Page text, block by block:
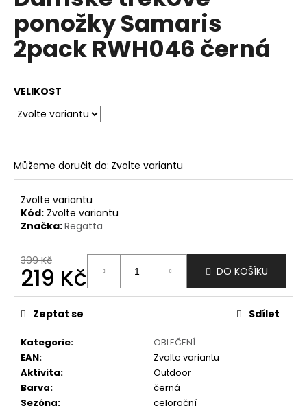
5
hvězdiček.
ponožky Samaris
2pack RWH046 černá
VELIKOST
Můžeme doručit do: Zvolte variantu
Zvolte variantu
Kód: Zvolte variantu
Značka:Regatta
399 Kč
219 Kč
Měrná
cena:
DO KOŠÍKU
Kategorie:
OBLEČENÍ
EAN:
Zvolte variantu
Aktivita:
Outdoor
Barva:
černá
Sezóna:
celoroční
Zeptat se Sdílet
a
j
í
?
HLEDAT
D
o
p
o
u
č
e
m
e